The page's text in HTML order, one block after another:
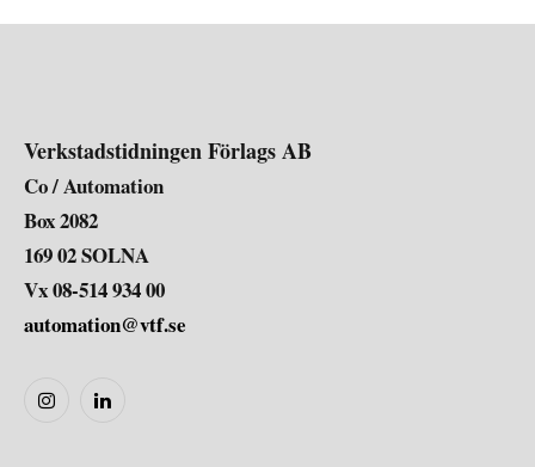
Verkstadstidningen Förlags AB
Co / Automation
Box 2082
169 02 SOLNA
Vx 08-514 934 00
automation@vtf.se
InstagramLinkedIn